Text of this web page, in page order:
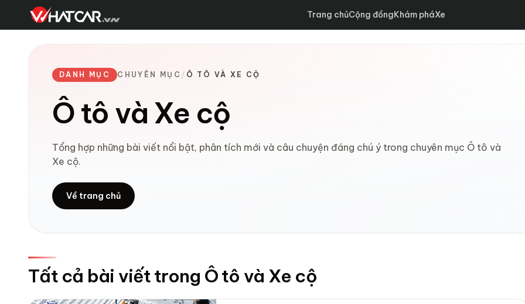
Trang chủCộng đồngKhám pháXe
DANH MỤC CHUYÊN MỤC / Ô TÔ VÀ XE CỘ
Ô tô và Xe cộ
Tổng hợp những bài viết nổi bật, phân tích mới và câu chuyện đáng chú ý trong chuyên mục Ô tô và
Xe cộ.
Về trang chủ
Tất cả bài viết trong Ô tô và Xe cộ